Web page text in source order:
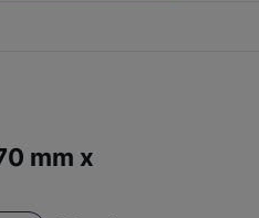
mm x